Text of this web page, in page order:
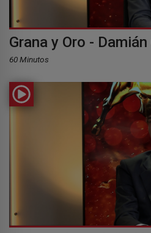
Grana y Oro -
60 Minutos